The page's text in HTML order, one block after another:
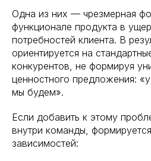
Одна из них — чрезмерная
функционале продукта в
потребностей клиента. В
ориентируется на
конкурентов, не формируя
ценностного предложения:
мы будем».
Если добавить к этому
внутри команды,
зависимостей: